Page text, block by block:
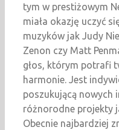
tym w prestiżowym
miała okazję uczyć
muzyków jak Judy
Zenon czy Matt
głos, którym potrafi
harmonie. Jest
poszukującą nowych
różnorodne projekty
Obecnie najbardziej